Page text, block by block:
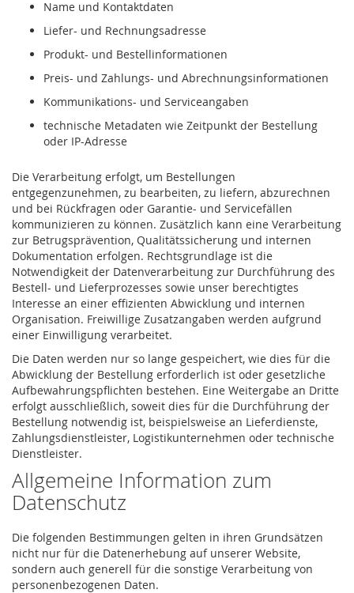
Name und Kontaktdaten
Liefer- und Rechnungsadresse
Produkt- und Bestellinformationen
Preis- und Zahlungs- und Abrechnungsinformationen
Kommunikations- und Serviceangaben
technische Metadaten wie Zeitpunkt der Bestellung
oder IP-Adresse
Die Verarbeitung erfolgt, um Bestellungen
entgegenzunehmen, zu bearbeiten, zu liefern, abzurechnen
und bei Rückfragen oder Garantie- und Servicefällen
kommunizieren zu können. Zusätzlich kann eine Verarbeitung
zur Betrugsprävention, Qualitätssicherung und internen
Dokumentation erfolgen. Rechtsgrundlage ist die
Notwendigkeit der Datenverarbeitung zur Durchführung des
Bestell- und Lieferprozesses sowie unser berechtigtes
Interesse an einer effizienten Abwicklung und internen
Organisation. Freiwillige Zusatzangaben werden aufgrund
einer Einwilligung verarbeitet.
Die Daten werden nur so lange gespeichert, wie dies für die
Abwicklung der Bestellung erforderlich ist oder gesetzliche
Aufbewahrungspflichten bestehen. Eine Weitergabe an Dritte
erfolgt ausschließlich, soweit dies für die Durchführung der
Bestellung notwendig ist, beispielsweise an Lieferdienste,
Zahlungsdienstleister, Logistikunternehmen oder technische
Dienstleister.
Allgemeine Information zum
Datenschutz
Die folgenden Bestimmungen gelten in ihren Grundsätzen
nicht nur für die Datenerhebung auf unserer Website,
sondern auch generell für die sonstige Verarbeitung von
personenbezogenen Daten.